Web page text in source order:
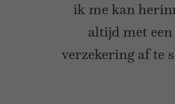
ik me kan
altijd met
verzekering af te